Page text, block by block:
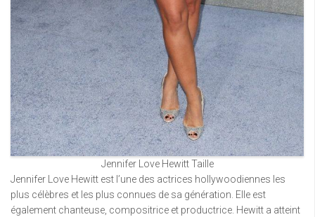
Jennifer Love Hewitt Taille
Jennifer Love Hewitt est l’une des actrices hollywoodiennes les
plus célèbres et les plus connues de sa génération. Elle est
également chanteuse, compositrice et productrice. Hewitt a atteint